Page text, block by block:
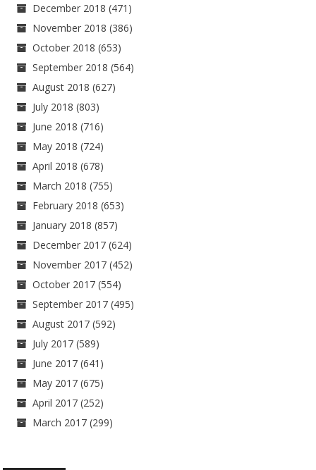
December 2018 (471)
November 2018 (386)
October 2018 (653)
September 2018 (564)
August 2018 (627)
July 2018 (803)
June 2018 (716)
May 2018 (724)
April 2018 (678)
March 2018 (755)
February 2018 (653)
January 2018 (857)
December 2017 (624)
November 2017 (452)
October 2017 (554)
September 2017 (495)
August 2017 (592)
July 2017 (589)
June 2017 (641)
May 2017 (675)
April 2017 (252)
March 2017 (299)